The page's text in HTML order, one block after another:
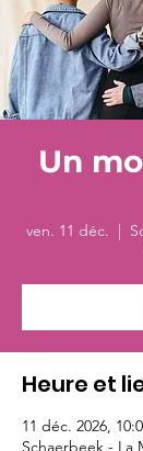
Un
ven. 11 déc.
  |
Heure et
11 déc. 2026,
Schaerbeek - La